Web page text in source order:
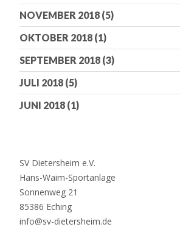
NOVEMBER 2018 (5)
OKTOBER 2018 (1)
SEPTEMBER 2018 (3)
JULI 2018 (5)
JUNI 2018 (1)
SV Dietersheim e.V.
Hans-Waim-Sportanlage
Sonnenweg 21
85386 Eching
info@sv-dietersheim.de